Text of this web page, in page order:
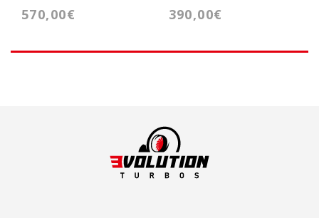
gt1749vb para
570,00€
hibrido para 1.9tdi
390,00€